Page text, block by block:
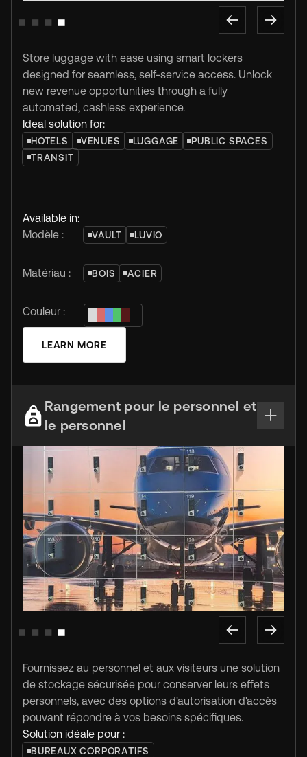
Store luggage with ease using smart lockers
designed for seamless, self-service access. Unlock
new revenue opportunities through a fully
automated, cashless experience.
Ideal solution for:
HOTELS VENUES LUGGAGE
PUBLIC SPACES
TRANSIT
Available in:
Modèle :
VAULT LUVIO
Matériau : BOIS ACIER
Couleur :
LEARN MORE
Rangement pour le personnel et
le personnel
Fournissez au personnel et aux visiteurs une solution
de stockage sécurisée pour conserver leurs effets
personnels, avec des options d'autorisation d'accès
pouvant répondre à vos besoins spécifiques.
Solution idéale pour :
BUREAUX CORPORATIFS